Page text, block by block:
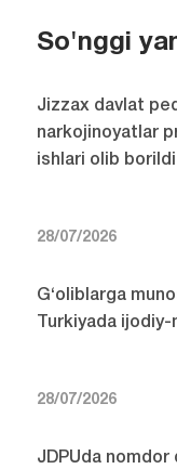
So'nggi
Jizzax davlat
narkojinoyatlar
ishlari olib borildi
28/07/2026
G‘oliblarga
Turkiyada
28/07/2026
JDPUda